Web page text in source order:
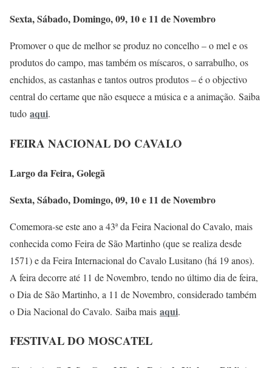
Sexta, Sábado, Domingo, 09, 10 e 11 de Novembro
Promover o que de melhor se produz no concelho – o mel e os
produtos do campo, mas também os míscaros, o sarrabulho, os
enchidos, as castanhas e tantos outros produtos – é o objectivo
central do certame que não esquece a música e a animação. Saiba
tudo aqui.
FEIRA NACIONAL DO CAVALO
Largo da Feira, Golegã
Sexta, Sábado, Domingo, 09, 10 e 11 de Novembro
Comemora-se este ano a 43ª da Feira Nacional do Cavalo, mais
conhecida como Feira de São Martinho (que se realiza desde
1571) e da Feira Internacional do Cavalo Lusitano (há 19 anos).
A feira decorre até 11 de Novembro, tendo no último dia de feira,
o Dia de São Martinho, a 11 de Novembro, considerado também
o Dia Nacional do Cavalo. Saiba mais aqui.
FESTIVAL DO MOSCATEL